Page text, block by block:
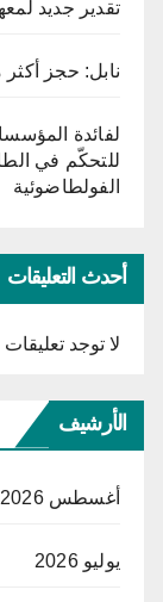
تقدير جديد
نابل: حجز أكثر من 5000 قارورة
لفائدة
للتحكّم في
الفولطاضوئية
أحدث التعليقات
لا توجد
الأرشيف
أغسطس 2026
يوليو 2026